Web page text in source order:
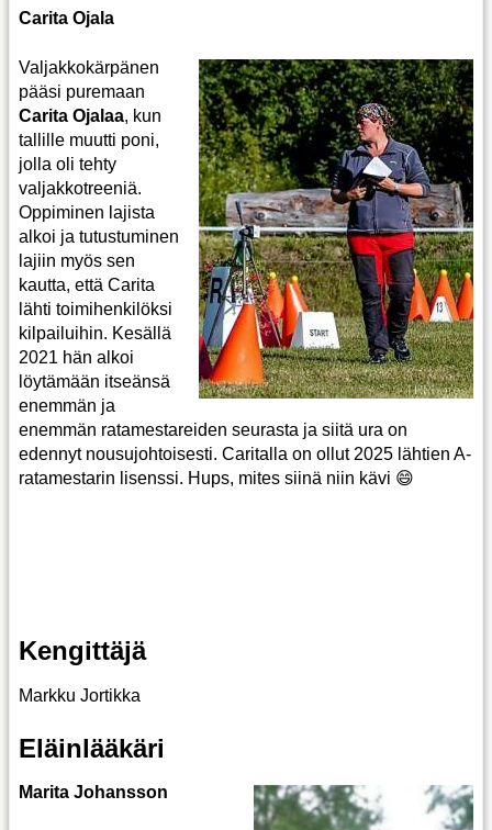
Carita Ojala
Valjakkokärpänen
pääsi puremaan
Carita Ojalaa, kun
tallille muutti poni,
jolla oli tehty
valjakkotreeniä.
Oppiminen lajista
alkoi ja tutustuminen
lajiin myös sen
kautta, että Carita
lähti toimihenkilöksi
kilpailuihin. Kesällä
2021 hän alkoi
löytämään itseänsä
enemmän ja
enemmän ratamestareiden seurasta ja siitä ura on
edennyt nousujohtoisesti. Caritalla on ollut 2025 lähtien A-
ratamestarin lisenssi. Hups, mites siinä niin kävi 😄
Kengittäjä
Markku Jortikka
Eläinlääkäri
Marita Johansson